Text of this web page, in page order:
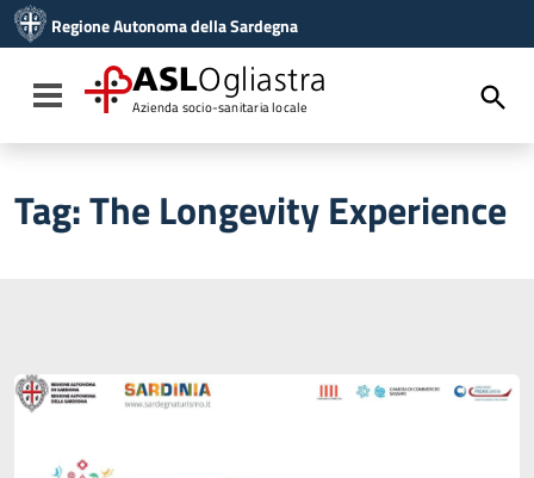
Vai al menu di navigazione
Vai al footer
Regione Autonoma della Sardegna
Toggle navigation
ASLOgliastra
Azienda socio-sanitaria locale
Tag:The Longevity Experience